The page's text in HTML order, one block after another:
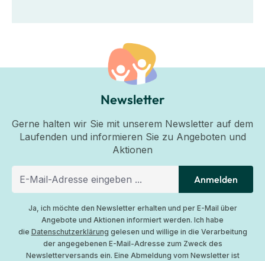
Newsletter
Gerne halten wir Sie mit unserem Newsletter auf dem
Laufenden und informieren Sie zu Angeboten und
Aktionen
Anmelden
Ja, ich möchte den Newsletter erhalten und per E-Mail über
Angebote und Aktionen informiert werden. Ich habe
die Datenschutzerklärung gelesen und willige in die Verarbeitung
der angegebenen E-Mail-Adresse zum Zweck des
Newsletterversands ein. Eine Abmeldung vom Newsletter ist